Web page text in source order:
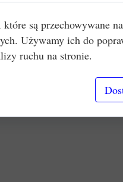
są przechowywane
Używamy ich do
ruchu na stronie.